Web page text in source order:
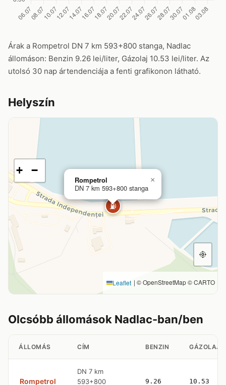
Árak a Rompetrol DN 7 km 593+800 stanga, Nadlac
állomáson: Benzin 9.26 lei/liter, Gázolaj 10.53 lei/liter. Az
utolsó 30 nap ártendenciája a fenti grafikonon látható.
Helyszín
⛽
Rompetrol
DN 7 km 593+800 stanga
×
+ −
Leaflet | © OpenStreetMap © CARTO
Olcsóbb állomások Nadlac-ban/ben
ÁLLOMÁS CÍM BENZIN GÁZOLAJ
Rompetrol
DN 7 km
593+800
9.26 10.53